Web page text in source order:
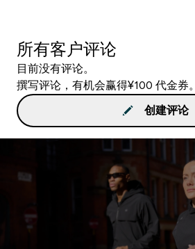
所有客户评论
目前没有评论。
撰写评论，有机会赢得¥100 代金券。
创建评论